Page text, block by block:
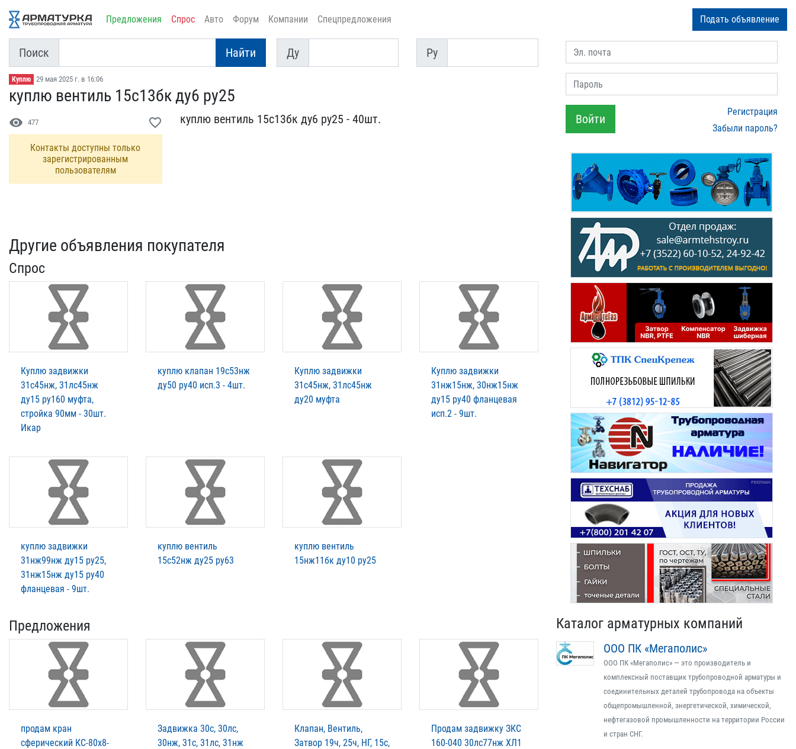
Предложения Спрос Авто Форум Компании Спецпредложения Подать объявление
Поиск Найти
Ду
Ду
Py
Py
Куплю 29 мая 2025 г. в 16:06
куплю вентиль 15с13бк ду​6 ру25
visibility 477 favorite_border
Контакты доступны только
зарегистрированным
пользователям
куплю вентиль 15с13бк ду​6 ру25 - 40шт.
Другие объявления покупателя
Спрос
Куплю задвижки
31с45нж, 31лс45нж
ду15 ру160 муфта,
стройка 90мм - 30шт.
Икар
куплю клапан 19с53нж
ду50 ру40 исп.3 - 4шт.
Куплю задвижки
31с45нж, 31лс45нж
ду20 муфта
Куплю задвижки
31нж15нж, 30нж15нж
ду15 ру40 фланцевая
исп.2 - 9шт.
куплю задвижки
31нж99нж ду15 ру25,
31нж15нж ду15 ру40
фланцевая - 9шт.
куплю вентиль
15с52нж ду25 ру63
куплю вентиль
15нж11бк ду10 ру25
Предложения
продам кран
сферический КС-80х8-
Задвижка 30с, 30лс,
30нж, 31с, 31лс, 31нж
Клапан, Вентиль,
Затвор 19ч, 25ч, НГ, 15с,
Продам задвижку ЗКС
160-040 30лс77нж ХЛ1
Эл. почта
Пароль
Войти
Регистрация
Забыли пароль?
Каталог арматурных компаний
ООО ПК «Мегаполис»
ООО ПК «Мегаполис» — это производитель и
комплексный поставщик трубопроводной арматуры и
соединительных деталей трубопровода на объекты
общепромышленной, энергетической, химической,
нефтегазовой промышленности на территории России
и стран СНГ.